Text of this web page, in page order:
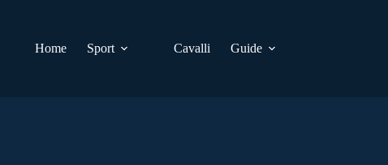
Home
Sport Cavalli Guide